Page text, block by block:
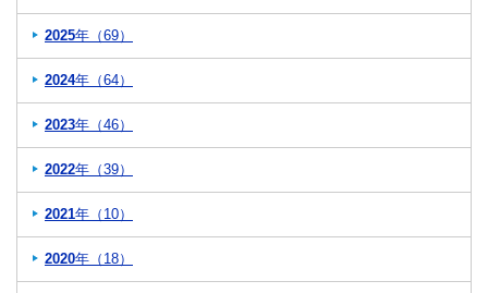
2025年（69）
2024年（64）
2023年（46）
2022年（39）
2021年（10）
2020年（18）